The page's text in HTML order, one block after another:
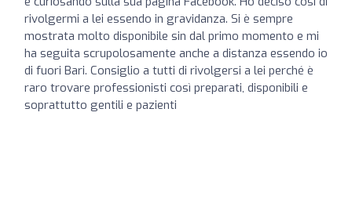
rivolgermi a lei essendo in gravidanza. Si è sempre
mostrata molto disponibile sin dal primo momento e mi
ha seguita scrupolosamente anche a distanza essendo io
di fuori Bari. Consiglio a tutti di rivolgersi a lei perché è
raro trovare professionisti così preparati, disponibili e
soprattutto gentili e pazienti